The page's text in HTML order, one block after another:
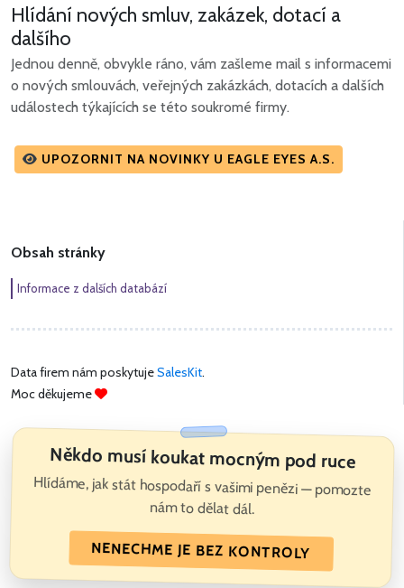
Hlídání nových smluv, zakázek, dotací a
dalšího
Jednou denně, obvykle ráno, vám zašleme mail s informacemi
o nových smlouvách, veřejných zakázkách, dotacích a dalších
událostech týkajících se této soukromé firmy.
UPOZORNIT NA NOVINKY U EAGLE EYES A.S.
Obsah stránky
Informace z dalších databází
Data firem nám poskytujeSalesKit.
Moc děkujeme
Někdo musí koukat mocným pod ruce
Hlídáme, jak stát hospodaří s vašimi penězi — pomozte
nám to dělat dál.
NENECHME JE BEZ KONTROLY